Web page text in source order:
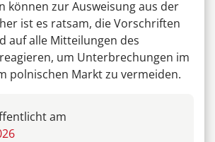
können zur Ausweisung aus der
ist es ratsam, die Vorschriften
auf alle Mitteilungen des
um Unterbrechungen im
polnischen Markt zu vermeiden.
am